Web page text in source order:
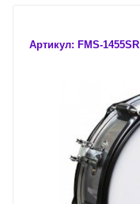
Артикул: FMS-1455SR